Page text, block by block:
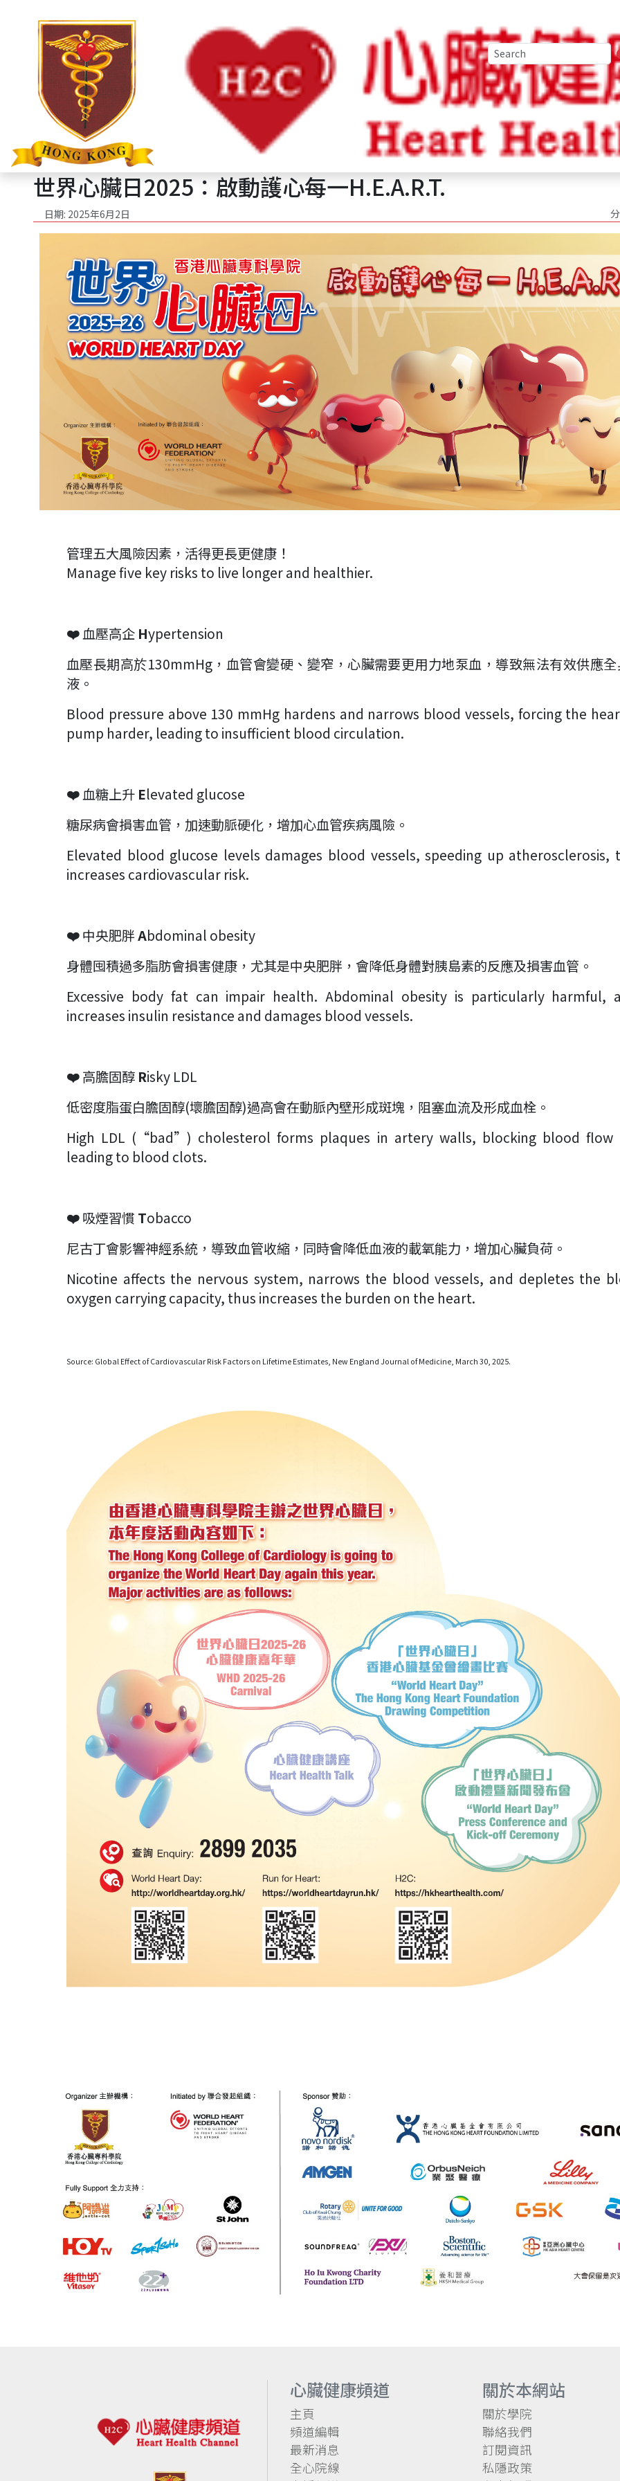
世界心臟日
2025 2024 2021 2020 2018
主頁 世界心臟日 2025
世界心臟日2025：啟動護心每一H.E.A.R.T.
日期: 2025年6月2日
管理五大風險因素，活得更長更健康！
Manage five key risks to live longer and healthier.
❤️血壓高企 Hypertension
血壓長期高於130mmHg，血管會變硬、變窄，心臟需要更用力地泵血，導致無法有效供應
液。
Blood pressure above 130 mmHg hardens and narrows blood vessels, forcing the
pump harder, leading to insufficient blood circulation.
❤️血糖上升 Elevated glucose
糖尿病會損害血管，加速動脈硬化，增加心血管疾病風險。
Elevated blood glucose levels damages blood vessels, speeding up atherosclerosis,
increases cardiovascular risk.
❤️中央肥胖Abdominal obesity
身體囤積過多脂肪會損害健康，尤其是中央肥胖，會降低身體對胰島素的反應及損害血管。
Excessive body fat can impair health. Abdominal obesity is particularly harmful,
increases insulin resistance and damages blood vessels.
❤️高膽固醇 Risky LDL
低密度脂蛋白膽固醇(壞膽固醇)過高會在動脈內壁形成斑塊，阻塞血流及形成血栓。
High LDL (“bad”) cholesterol forms plaques in artery walls, blocking blood flow
leading to blood clots.
❤️吸煙習慣 Tobacco
尼古丁會影響神經系統，導致血管收縮，同時會降低血液的載氧能力，增加心臟負荷。
Nicotine affects the nervous system, narrows the blood vessels, and depletes the
oxygen carrying capacity, thus increases the burden on the heart.
Source: Global Effect of Cardiovascular Risk Factors on Lifetime Estimates, New England Journal of Medicine, March 30, 2025.
心臟健康頻道
主頁
頻道編輯
最新消息
全心院線
關於本網站
關於學院
聯絡我們
訂閱資訊
私隱政策